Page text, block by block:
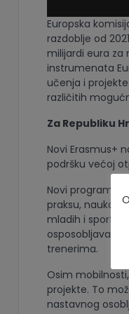
Europska
razdoblje od
milijardi eura za
instrumenata
učenja i
različitih
Za Republiku
Novi Erasmus+
podršku većoj
Novi program
praksu,
mladih i sporta.
trenerima.
Osim
projekte. To
nastavnog